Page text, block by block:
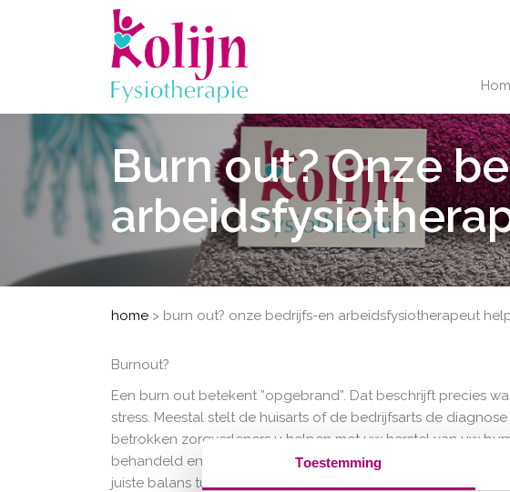
Toestemming
Burn out? Onze
home > burn out? onze bedrijfs-en arbeidsfysiotherapeut
Burnout?
Een burn out betekent ”opgebrand”. Dat beschrijft precies
stress. Meestal stelt de huisarts of de bedrijfsarts de
betrokken zorgverleners u helpen met uw herstel van uw
behandeld en u wordt ook geholpen om signalen van uw
juiste balans tussen inspanning en ontspanning. Wilt u